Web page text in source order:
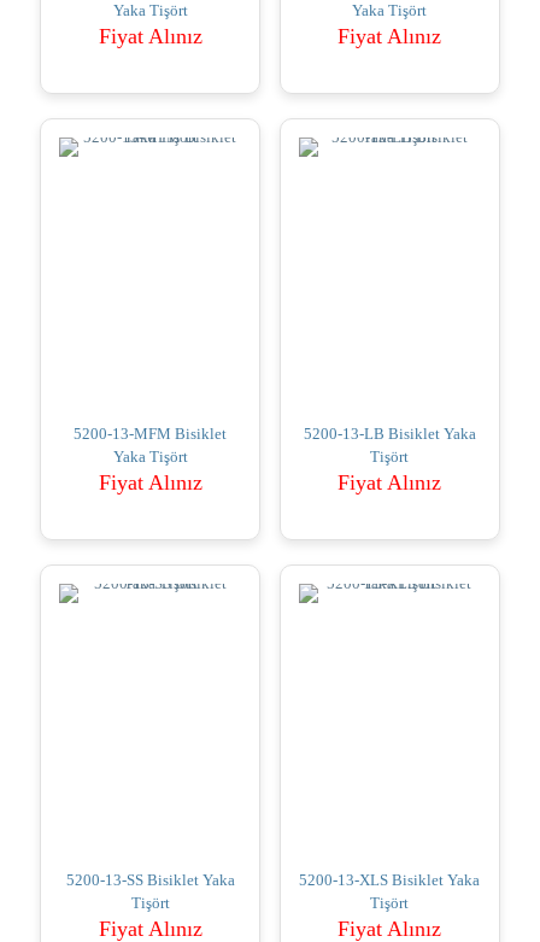
Yaka Tişört
Fiyat Alınız
Yaka Tişört
Fiyat Alınız
5200-13-MFM Bisiklet
Yaka Tişört
Fiyat Alınız
5200-13-LB Bisiklet Yaka
Tişört
Fiyat Alınız
5200-13-SS Bisiklet Yaka
Tişört
Fiyat Alınız
5200-13-XLS Bisiklet Yaka
Tişört
Fiyat Alınız